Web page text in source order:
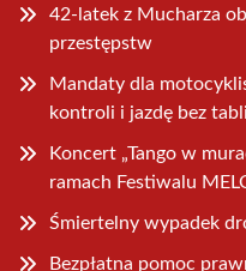
42-latek z Mucharza
przestępstw
Mandaty dla
kontroli i jazdę bez
Koncert „Tango w
ramach Festiwalu
Śmiertelny wypadek
Bezpłatna pomoc